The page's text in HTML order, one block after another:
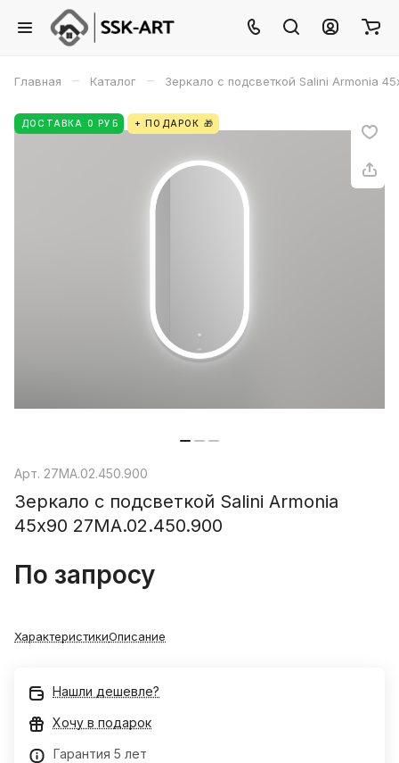
Главная – Каталог – Зеркало с подсветкой Salini Armonia
ДОСТАВКА 0 РУБ + ПОДАРОК 🎁
Арт. 27MA.02.450.900
Зеркало с подсветкой Salini Armonia
45х90 27MA.02.450.900
По запросу
ХарактеристикиОписание
Нашли дешевле?
Хочу в подарок
Гарантия 5 лет